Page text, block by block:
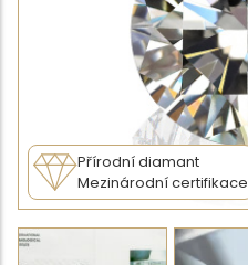
Přírodní diamant
Mezinárodní certifikace